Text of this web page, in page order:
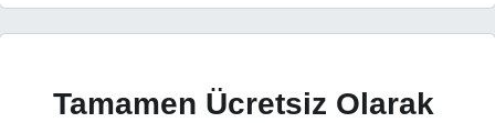
Tamamen Ücretsiz Olarak